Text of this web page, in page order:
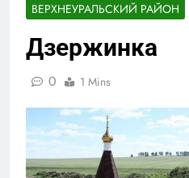
ВЕРХНЕУРАЛЬСКИЙ РАЙОН
Дзержинка
0 1 Mins